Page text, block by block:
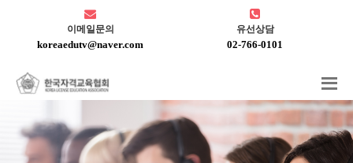
이메일문의
koreaedutv@naver.com
유선상담
02-766-0101